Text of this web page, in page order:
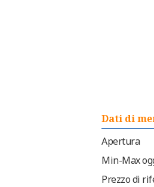
Dati di
Apertura
Min-Max
Prezzo di